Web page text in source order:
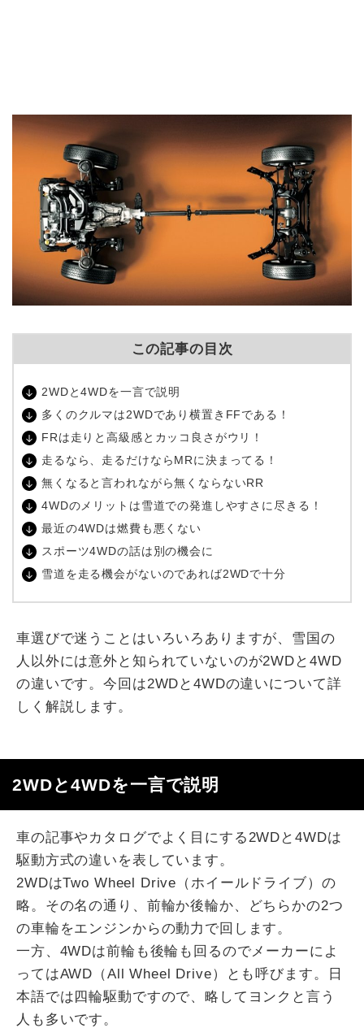
この記事の目次
2WDと4WDを一言で説明
多くのクルマは2WDであり横置きFFである！
FRは走りと高級感とカッコ良さがウリ！
走るなら、走るだけならMRに決まってる！
無くなると言われながら無くならないRR
4WDのメリットは雪道での発進しやすさに尽きる！
最近の4WDは燃費も悪くない
スポーツ4WDの話は別の機会に
雪道を走る機会がないのであれば2WDで十分
車選びで迷うことはいろいろありますが、雪国の
人以外には意外と知られていないのが2WDと4WD
の違いです。今回は2WDと4WDの違いについて詳
しく解説します。
2WDと4WDを一言で説明
車の記事やカタログでよく目にする2WDと4WDは
駆動方式の違いを表しています。
2WDはTwo Wheel Drive（ホイールドライブ）の
略。その名の通り、前輪か後輪か、どちらかの2つ
の車輪をエンジンからの動力で回します。
一方、4WDは前輪も後輪も回るのでメーカーによ
ってはAWD（All Wheel Drive）とも呼びます。日
本語では四輪駆動ですので、略してヨンクと言う
人も多いです。